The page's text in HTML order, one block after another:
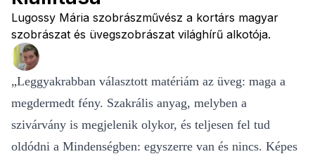
Lugossy Mária szobrászművész a kortárs magyar
szobrászat és üvegszobrászat világhírű alkotója.
„Leggyakrabban választott matériám az üveg: maga a
megdermedt fény. Szakrális anyag, melyben a
szivárvány is megjelenik olykor, és teljesen fel tud
oldódni a Mindenségben: egyszerre van és nincs. Képes